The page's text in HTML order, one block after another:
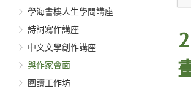
學海書樓人生學問講座
詩詞寫作講座
中文文學創作講座
與作家會面
圍讀工作坊